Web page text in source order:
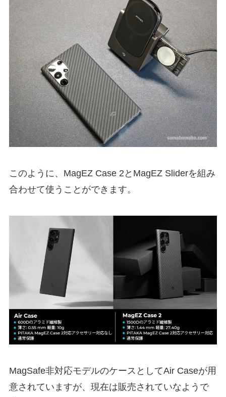
このように、MagEZ Case 2とMagEZ Sliderを組み
合わせて使うことができます。
MagSafe非対応モデルのケースとしてAir Caseが用
意されていますが、現在は販売されていなようで